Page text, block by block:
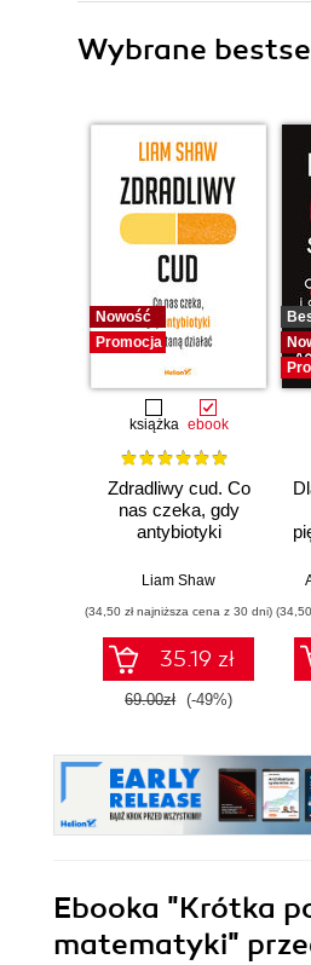
Wybrane
Nowość
Promocja
książka ebook
Zdradliwy cud. Co
nas czeka, gdy
antybiotyki
Liam Shaw
(34,50 zł najniższa cena z 30 dni)
35.19 zł
69.00zł (-49%)
Ebooka "Krótka
matematyki"